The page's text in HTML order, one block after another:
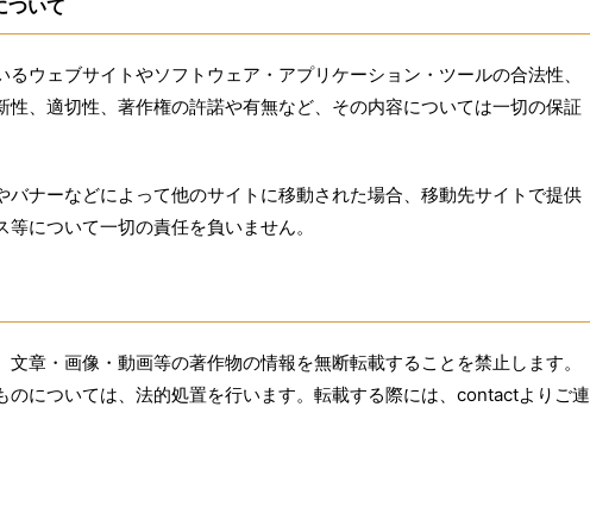
ついて
るウェブサイトやソフトウェア・アプリケーション・ツールの合法性、
性、適切性、著作権の許諾や有無など、その内容については一切の保証
バナーなどによって他のサイトに移動された場合、移動先サイトで提供
等について一切の責任を負いません。
文章・画像・動画等の著作物の情報を無断転載することを禁止します。
のについては、法的処置を行います。転載する際には、contactよりご連